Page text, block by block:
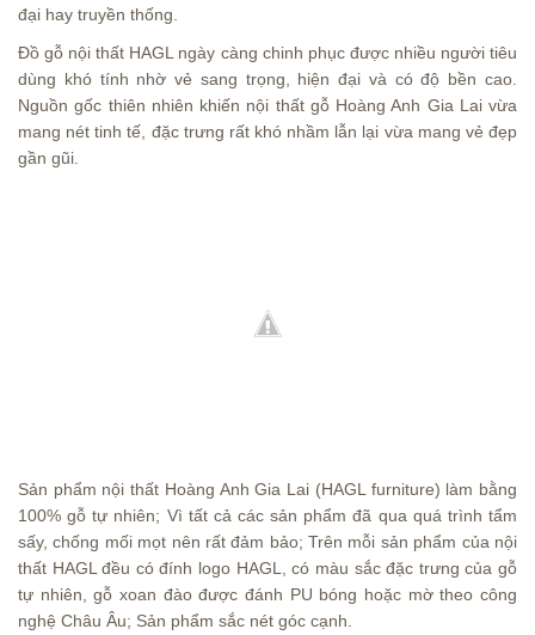
đại hay truyền thống.
Đồ gỗ nội thất HAGL ngày càng chinh phục được nhiều người tiêu
dùng khó tính nhờ vẻ sang trọng, hiện đại và có độ bền cao.
Nguồn gốc thiên nhiên khiến nội thất gỗ Hoàng Anh Gia Lai vừa
mang nét tinh tế, đặc trưng rất khó nhầm lẫn lại vừa mang vẻ đẹp
gần gũi.
Sản phẩm nội thất Hoàng Anh Gia Lai (HAGL furniture) làm bằng
100% gỗ tự nhiên; Vì tất cả các sản phẩm đã qua quá trình tẩm
sấy, chống mối mọt nên rất đảm bảo; Trên mỗi sản phẩm của nội
thất HAGL đều có đính logo HAGL, có màu sắc đặc trưng của gỗ
tự nhiên, gỗ xoan đào được đánh PU bóng hoặc mờ theo công
nghệ Châu Âu; Sản phẩm sắc nét góc cạnh.